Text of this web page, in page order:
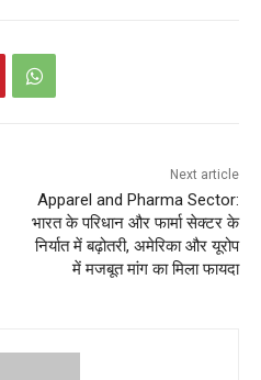
Next article
Apparel and Pharma Sector:
भारत के परिधान और फार्मा सेक्टर के
निर्यात में बढ़ोतरी, अमेरिका और यूरोप
में मजबूत मांग का मिला फायदा